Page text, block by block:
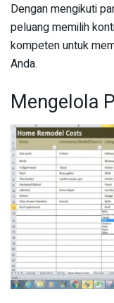
Dengan mengikuti
peluang memilih
kompeten untuk
Anda.
Mengelola